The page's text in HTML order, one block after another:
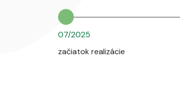
07/2025
začiatok realizácie